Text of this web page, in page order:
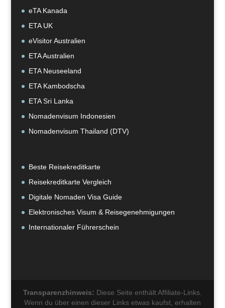
eTA Kanada
ETA UK
eVisitor Australien
ETA Australien
ETA Neuseeland
ETA Kambodscha
ETA Sri Lanka
Nomadenvisum Indonesien
Nomadenvisum Thailand (DTV)
Beste Reisekreditkarte
Reisekreditkarte Vergleich
Digitale Nomaden Visa Guide
Elektronisches Visum & Reisegenehmigungen
Internationaler Führerschein
Transparenzhinweis: Diese Seite enthält Affiliate-Links.
Wenn du über einen dieser Links etwas kaufst, erhalten